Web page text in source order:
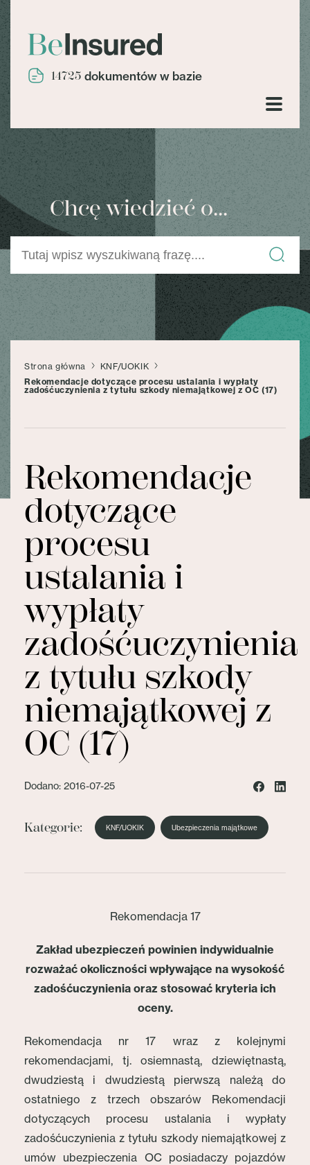
14725 dokumentów w bazie
Chcę wiedzieć o...
Strona główna
KNF/UOKIK
Rekomendacje dotyczące procesu ustalania i wypłaty
zadośćuczynienia z tytułu szkody niemajątkowej z OC (17)
Rekomendacje
dotyczące
procesu
ustalania i
wypłaty
zadośćuczynienia
z tytułu szkody
niemajątkowej z
OC (17)
Dodano: 2016-07-25
Kategorie: KNF/UOKIK Ubezpieczenia majątkowe
Rekomendacja 17
Zakład ubezpieczeń powinien indywidualnie
rozważać okoliczności wpływające na wysokość
zadośćuczynienia oraz stosować kryteria ich
oceny.
Rekomendacja nr 17 wraz z kolejnymi
rekomendacjami, tj. osiemnastą, dziewiętnastą,
dwudziestą i dwudziestą pierwszą należą do
ostatniego z trzech obszarów Rekomendacji
dotyczących procesu ustalania i wypłaty
zadośćuczynienia z tytułu szkody niemajątkowej z
umów ubezpieczenia OC posiadaczy pojazdów